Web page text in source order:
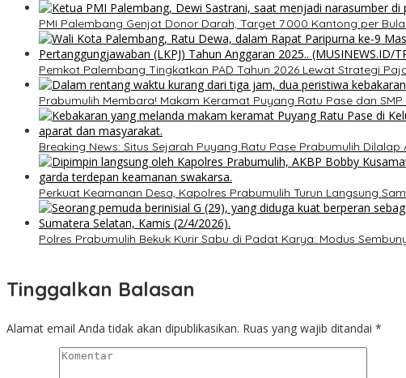
PMI Palembang Genjot Donor Darah, Target 7.000 Kantong per
Pemkot Palembang Tingkatkan PAD Tahun 2026 Lewat Strategi
Prabumulih Membara! Makam Keramat Puyang Ratu Pase dan
Breaking News: Situs Sejarah Puyang Ratu Pase Prabumulih Dilalap
Perkuat Keamanan Desa, Kapolres Prabumulih Turun Langsung
Polres Prabumulih Bekuk Kurir Sabu di Padat Karya: Modus
Tinggalkan Balasan
Alamat email Anda tidak akan dipublikasikan. Ruas yang wajib ditandai *